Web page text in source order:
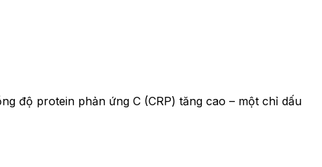
độ protein phản ứng C (CRP) tăng cao – một chỉ dấu